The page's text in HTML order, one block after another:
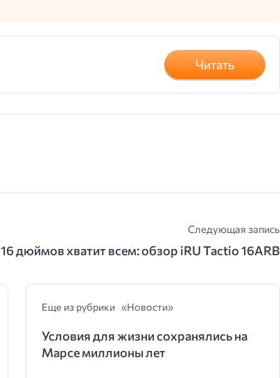
Читать
Следующая запись
16 дюймов хватит всем: обзор iRU Tactio 16ARB
Еще из рубрики «Новости»
Условия для жизни сохранялись на
Марсе миллионы лет